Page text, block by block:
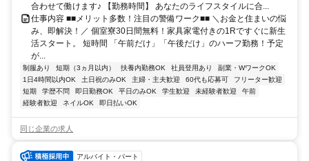
合わせて働けます♪ 【勤務時間】 あなたのライフスタイルに合...
仕事内容 ■■メリット多数！注目の警備ワーク■■ ＼お金と住まいの悩
み、即解決！／ 個室寮30日間無料！家具家電付きの1Rですぐに新生
活スタート。 短時間 「午前だけ」「午後だけ」のハーフ勤務！予定
が...
制服あり 短期（3ヵ月以内） 扶養内勤務OK 社員登用あり
副業・WワークOK
1日4時間以内OK
土日祝のみOK 主婦・主夫歓迎 60代も応募可
フリーター歓迎
短期
学歴不問 即日勤務OK 平日のみOK 学生歓迎 未経験者歓迎
午前
経験者歓迎
ネイルOK 即日払いOK
同じ企業の求人
アルバイト・パート